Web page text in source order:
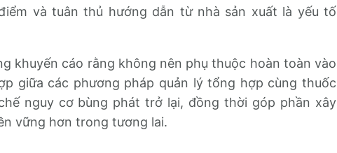
và tuân thủ hướng dẫn từ nhà sản xuất là yếu tố
khuyến cáo rằng không nên phụ thuộc hoàn toàn vào
giữa các phương pháp quản lý tổng hợp cùng thuốc
nguy cơ bùng phát trở lại, đồng thời góp phần xây
vững hơn trong tương lai.